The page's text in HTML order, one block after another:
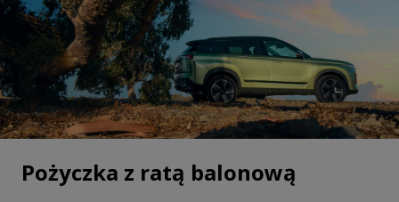
Pożyczka z ratą balonową